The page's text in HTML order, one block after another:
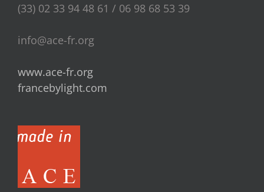
(33) 02 33 94 48 61 / 06 98 68 53 39
info@ace-fr.org
www.ace-fr.org
francebylight.com